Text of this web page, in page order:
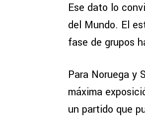
Ese dato lo
del Mundo. El
fase de grupos
Para Noruega y
máxima
un partido que